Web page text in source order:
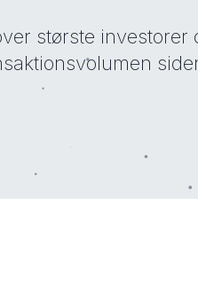
største investorer